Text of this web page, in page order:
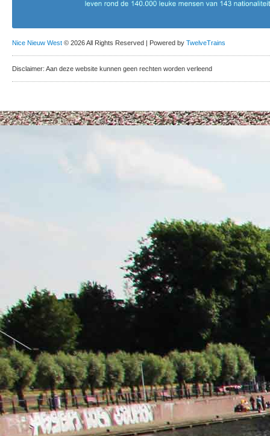
Nice Nieuw West © 2026 All Rights Reserved | Powered by TwelveTrains
Disclaimer: Aan deze website kunnen geen rechten worden verleend